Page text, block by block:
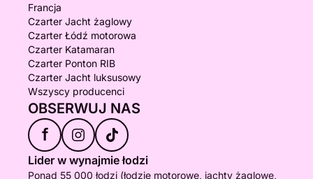
Francja
Czarter Jacht żaglowy
Czarter Łódź motorowa
Czarter Katamaran
Czarter Ponton RIB
Czarter Jacht luksusowy
Wszyscy producenci
OBSERWUJ NAS
f
Lider w wynajmie łodzi
Ponad 55 000 łodzi (łodzie motorowe, jachty żaglowe,